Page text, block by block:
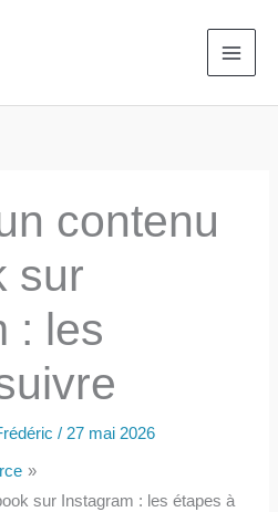
contenu
sur
: les
/27 mai 2026
sur Instagram : les étapes à